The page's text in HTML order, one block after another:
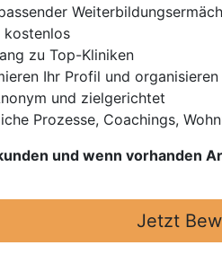
kostenlos
zu Top-Kliniken
Ihr Profil und
und zielgerichtet
Prozesse, Coachings,
und wenn vorhanden
Jetzt